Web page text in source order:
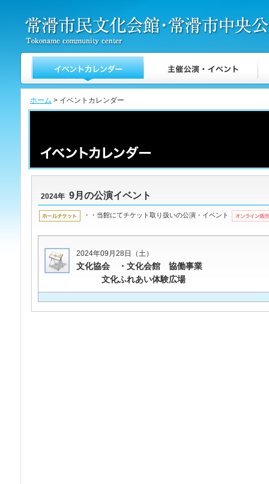
ホーム > イベントカレンダー
2024年 9月の公演イベント
・・当館にてチケット取り扱いの公演・イベント
2024年09月28日（土）
文化協会 ・文化会館 協働事業
文化ふれあい体験広場